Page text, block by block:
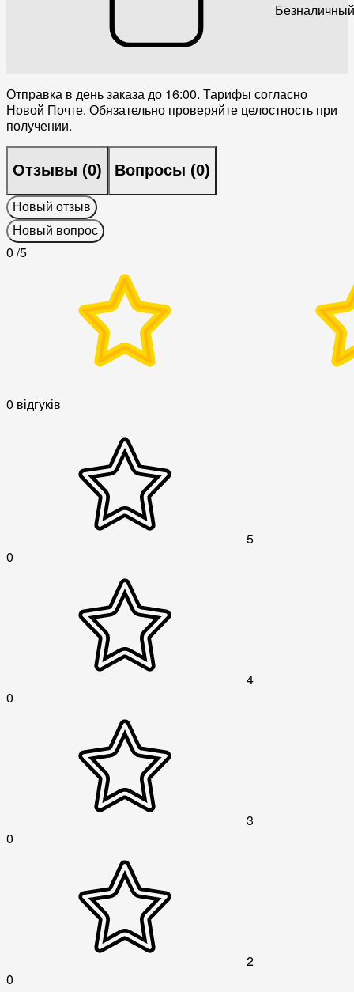
Отправка в день заказа до 16:00. Тарифы согласно
Новой Почте. Обязательно проверяйте целостность при
получении.
Отзывы (0) Вопросы (0)
Новый отзыв
Новый вопрос
0 /5
0 відгуків
5
0
4
0
3
0
2
0